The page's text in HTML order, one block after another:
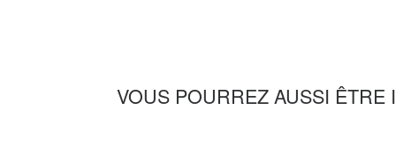
VOUS POURREZ AUSSI ÊTRE